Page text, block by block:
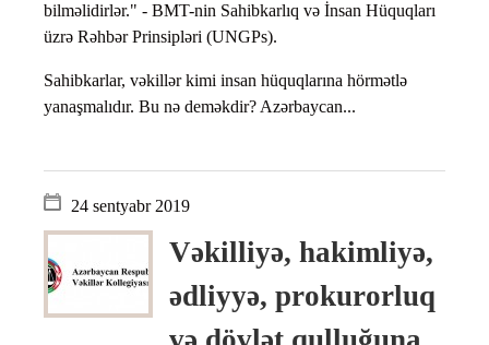
bilməlidirlər." - BMT-nin Sahibkarlıq və İnsan Hüquqları
üzrə Rəhbər Prinsipləri (UNGPs).
Sahibkarlar, vəkillər kimi insan hüquqlarına hörmətlə
yanaşmalıdır. Bu nə deməkdir? Azərbaycan...
24 sentyabr 2019
Vəkilliyə, hakimliyə,
ədliyyə, prokurorluq